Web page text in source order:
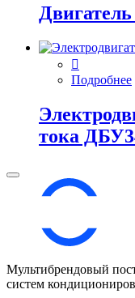
Подробнее
тока
Мультибрендовый
систем